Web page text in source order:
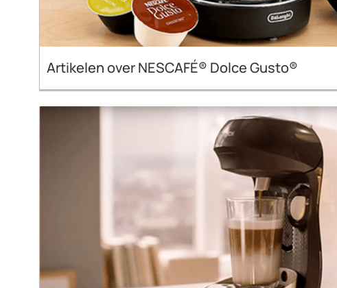
Artikelen over NESCAFÉ® Dolce Gusto®